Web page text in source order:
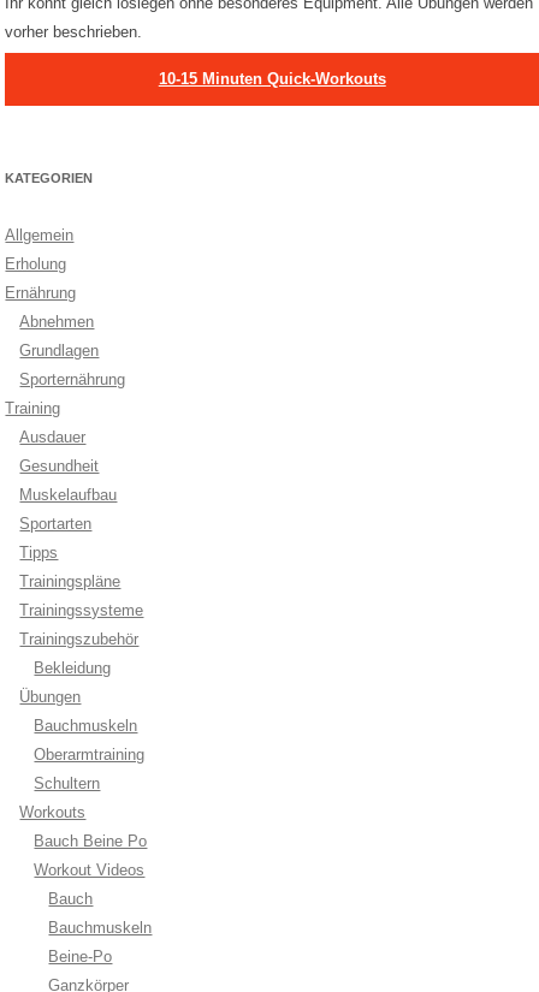
vorher beschrieben.
10-15 Minuten Quick-Workouts
KATEGORIEN
Allgemein
Erholung
Ernährung
Abnehmen
Grundlagen
Sporternährung
Training
Ausdauer
Gesundheit
Muskelaufbau
Sportarten
Tipps
Trainingspläne
Trainingssysteme
Trainingszubehör
Bekleidung
Übungen
Bauchmuskeln
Oberarmtraining
Schultern
Workouts
Bauch Beine Po
Workout Videos
Bauch
Bauchmuskeln
Beine-Po
Ganzkörper